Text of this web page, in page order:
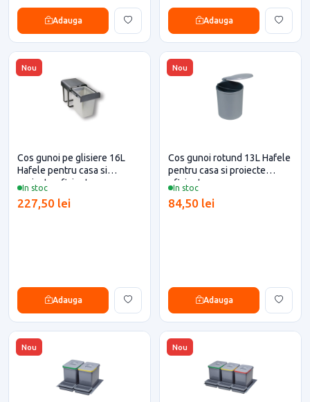
Adauga Adauga
Nou
In stoc
Cos gunoi pe glisiere 16L
Hafele pentru casa si
proiecte eficiente
227,50 lei
Adauga
Nou
In stoc
Cos gunoi rotund 13L Hafele
pentru casa si proiecte
eficiente
84,50 lei
Adauga
Nou Nou